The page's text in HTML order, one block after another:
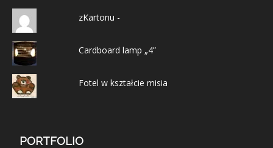
zKartonu -
Cardboard lamp „4”
Fotel w kształcie misia
PORTFOLIO